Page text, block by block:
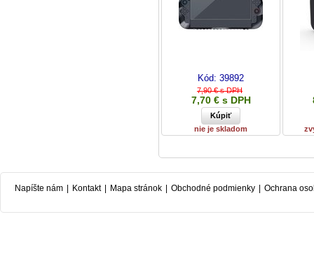
Kód: 39892
7,90 € s DPH
7,70 € s DPH
nie je skladom
Napíšte nám Kontakt Mapa stránok Obchodné podmienky Ochrana